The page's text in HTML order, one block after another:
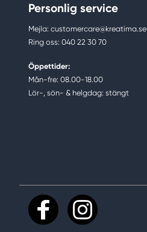
Personlig service
Mejla: customercare@kreatima.se
Ring oss: 040 22 30 70
Öppettider:
Mån-fre: 08.00-18.00
Lör-, sön- & helgdag: stängt